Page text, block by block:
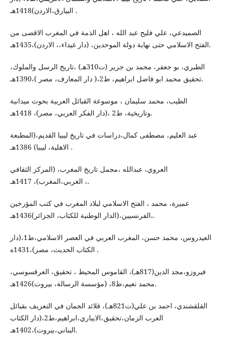
البيارق،الاردن)1418هـ .
الصميدعي، علي فليح عبد الله ، اهل الذمة في المغرب الاقصى من
الفتح الاسلامي حتى نهاية دولة الموحدين، (دار غيداء،، الاردن)،1435هـ.
الطبري، بو جعفر، محمد بن جرير (ت310هـ) ،تاريخ الرسل والملوك،
تحقيق محمد ابو فاضل ابراهيم، ط2،( دار المعارف، مصر )،1390هـ.
الطيب، محمد سليمان ، موسوعة القبائل العربية بحوث ميدانية
وتاريخية، ط2 ،(دار الفكر العربي، مصر)، 1418هـ.
عبد العليم، مصطفى كمال،دراسات في تاريخ ليبيا القديم،(المطبعة
الاهلية، ليببا) 1386هـ .
العروي، عبدالله ،مجمل تاريخ المغرب، (المركز الثقافي
الغربي،المغرب)، 1417هـ ،.
عميرة، محمد ، الفتح الاسلامي لبلاد المغرب في كتب المؤرخين
الفرنسيين،(الدار الوطنية للكتاب، الجزائر)1436هـ،.
العيدروس، محمد حسن، المغرب العربي في العصر الاسلامي،ط1،(دار
الكتاب الحديث، مصر)،1431ه .
فيروزو،مجد الدين(817هـ)، القاموس المحيط ، تحقيق، العرقسوسي،
محمد نعيم،ط8، (مؤسسة الرسالة، بيروت)1426هـ.
القلقشندي، احمد بن علي(ت821هـ)، قلائد الجمان في التعريف بقبائل
العرب الزمان،تحقيق،الايباري،ابراهيم،ط2،(دار الكتاب
البناني،بيروت)،1402هـ.